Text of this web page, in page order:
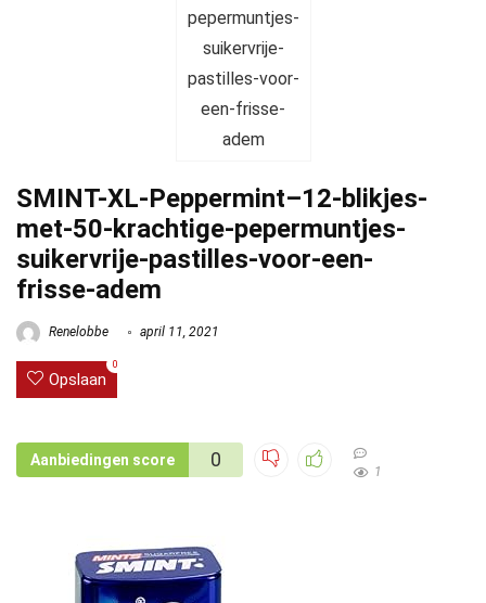
SMINT-XL-Peppermint–12-blikjes-
met-50-krachtige-pepermuntjes-
suikervrije-pastilles-voor-een-
frisse-adem
Renelobbe april 11, 2021
Opslaan
0
Aanbiedingen score 0
1